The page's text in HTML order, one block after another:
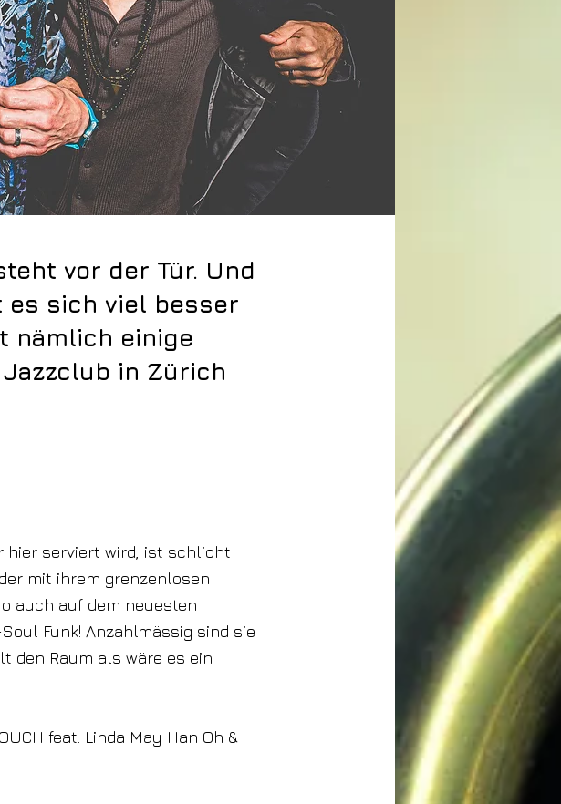
vor der Tür. Und
es sich viel besser
nämlich einige
in Zürich
hier serviert wird, ist schlicht
mit ihrem grenzenlosen
auch auf dem neuesten
Funk! Anzahlmässig sind sie
den Raum als wäre es ein
feat. Linda May Han Oh &